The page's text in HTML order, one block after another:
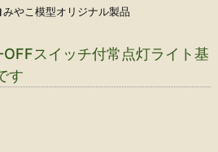

みやこ模型オリジナル製品
OFFスイッチ付常点灯ライト基
す